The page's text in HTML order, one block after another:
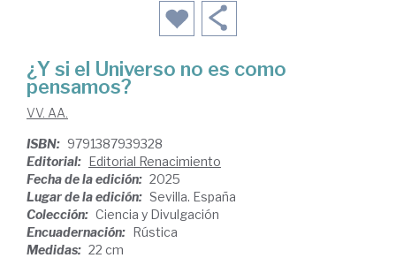
¿Y si el Universo no es como
pensamos?
VV. AA.
ISBN: 9791387939328
Editorial: Editorial Renacimiento
Fecha de la edición: 2025
Lugar de la edición: Sevilla. España
Colección: Ciencia y Divulgación
Encuadernación: Rústica
Medidas: 22 cm